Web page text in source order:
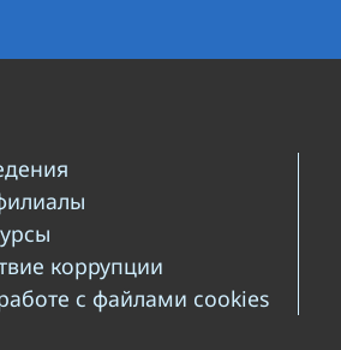
коррупции
с файлами cookies